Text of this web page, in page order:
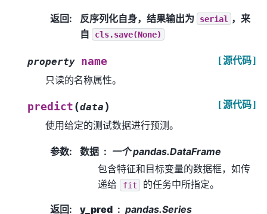
返回: 反序列化自身，结果输出为 serial
，来
自
cls.save(None)
property name [源代码]
只读的名称属性。
predict (data ) [源代码]
使用给定的测试数据进行预测。
参数: 数据
一个 pandas.DataFrame
包含特征和目标变量的数据框，如传
递给
fit 的任务中所指定。
返回: y_pred pandas.Series